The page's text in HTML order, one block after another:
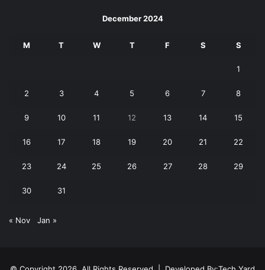
December 2024
M T W T F S S
1
2 3 4 5 6 7 8
9 10 11 12 13 14 15
16 17 18 19 20 21 22
23 24 25 26 27 28 29
30 31
« Nov Jan »